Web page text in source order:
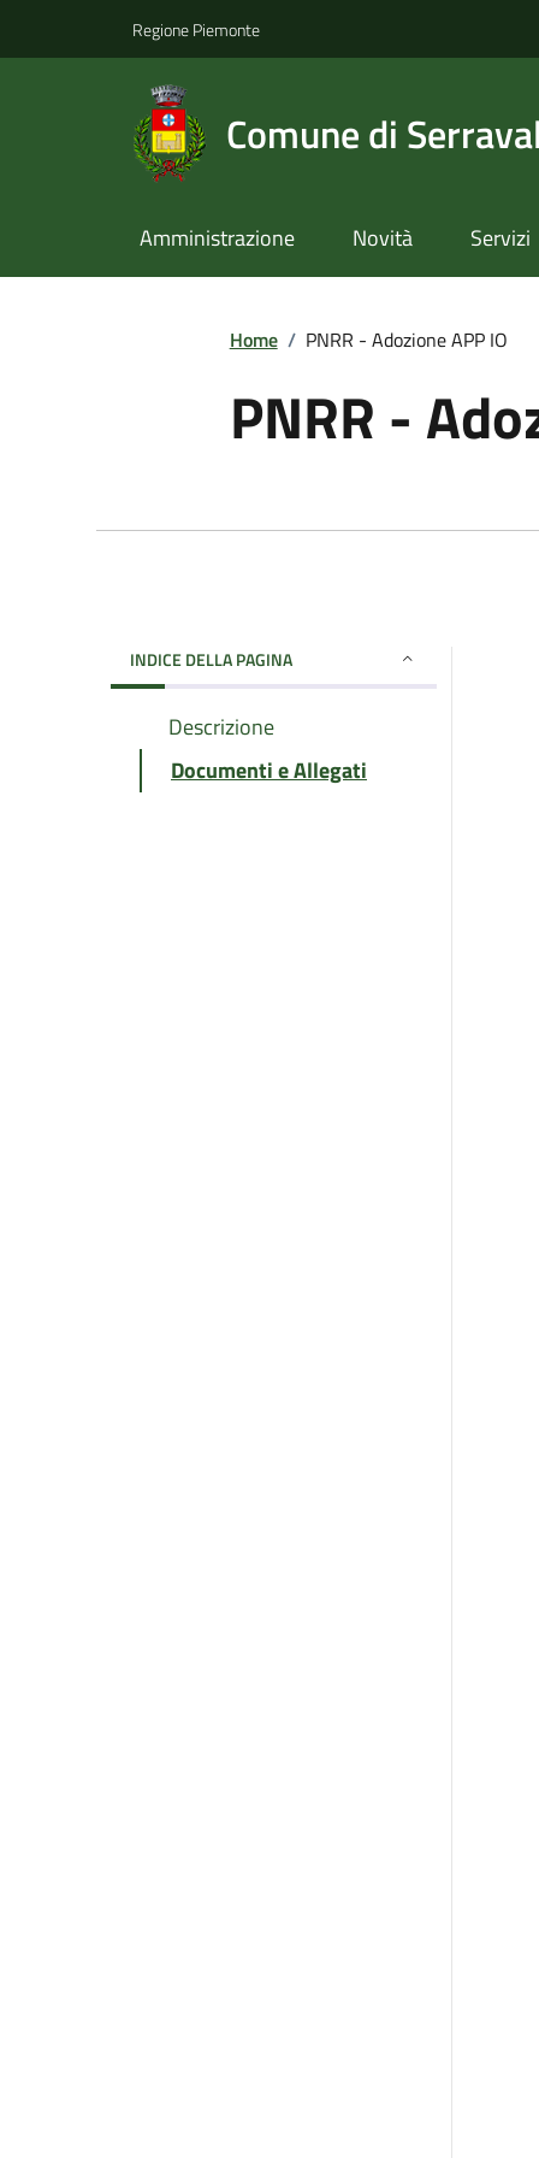
Regione Piemonte
Comune di
Amministrazione Novità Servizi
Home / PNRR - Adozione APP IO
PNRR -
INDICE DELLA PAGINA
Descrizione
Documenti e Allegati